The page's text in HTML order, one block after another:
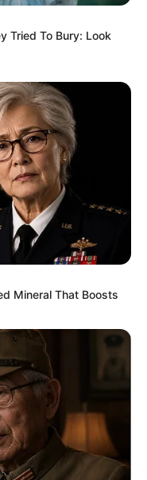
Tried To Bury: Look
Mineral That Boosts